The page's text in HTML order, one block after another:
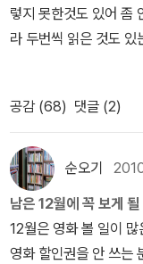
렇지 못한것도 있어 좀
라 두번씩 읽은 것도 있
랍니다. 32~36. The
던 시기가 있었어요. 당
같은데, 친하게 지내던
려 읽다가 제가 더 빠져
후에 반대로 언니에게
았았기에, 언니에게 빼
이 책을 빌려주었는데
공감 (68) 댓글 (2)
순오기
남은 12월에 꼭 보게
12월은 영화 볼 일이
영화 할인권을 안 쓰는